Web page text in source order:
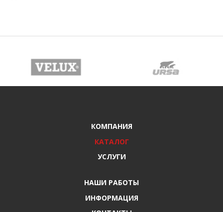
КОМПАНИЯ
КАТАЛОГ
УСЛУГИ
НАШИ РАБОТЫ
ИНФОРМАЦИЯ